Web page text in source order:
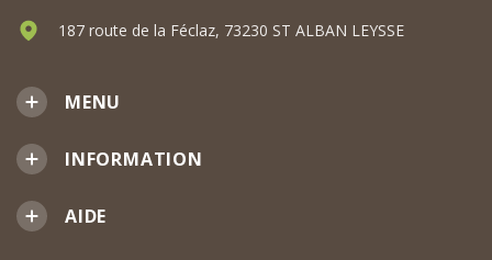
MENU
INFORMATION
AIDE
187 route de la Féclaz, 73230 ST ALBAN LEYSSE